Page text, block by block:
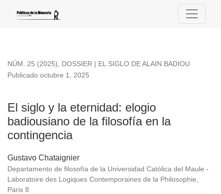
NÚM. 25 (2025), DOSSIER | EL SIGLO DE ALAIN BADIOU
El siglo y la eternidad: elogio
badiousiano de la filosofía en la
contingencia
Publicado octubre 1, 2025
Gustavo Chataignier
Departamento de filosofía de la Universidad Católica del Maule -
Laboratoire des Logiques Contemporaines de la Philosophie,
Paris 8